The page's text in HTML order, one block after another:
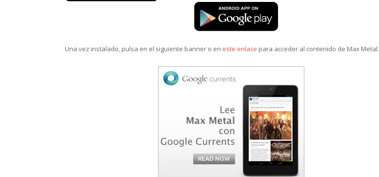
Una vez instalado, pulsa en el siguiente banner o en este enlace para acceder al contenido de Max Metal.